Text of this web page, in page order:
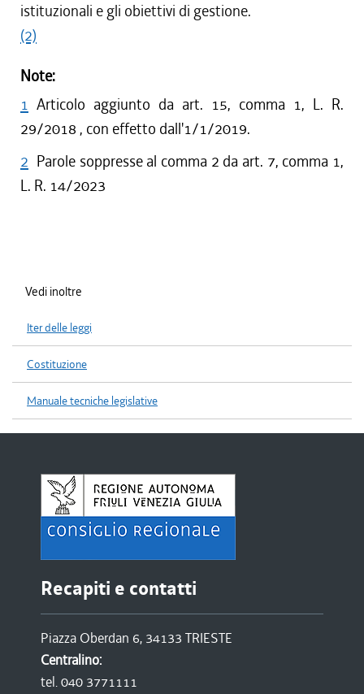
istituzionali e gli obiettivi di gestione.
(2)
Note:
1 Articolo aggiunto da art. 15, comma 1, L. R.
29/2018 , con effetto dall'1/1/2019.
2 Parole soppresse al comma 2 da art. 7, comma 1,
L. R. 14/2023
Vedi inoltre
Iter delle leggi
Costituzione
Manuale tecniche legislative
Recapiti e contatti
Piazza Oberdan 6, 34133 TRIESTE
Centralino:
tel. 040 3771111